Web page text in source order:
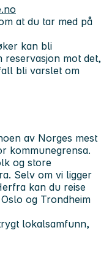
at du tar med på
kan bli
mot det,
bli varslet om
av Norges mest
kommunegrensa.
og store
Selv om vi ligger
kan du reise
og Trondheim
lokalsamfunn,